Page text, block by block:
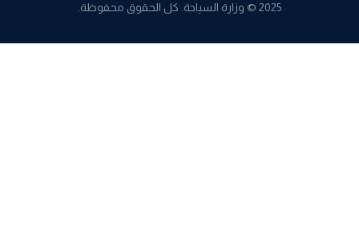
2025 © وزارة السياحة. كل الحقوق محفوظة.